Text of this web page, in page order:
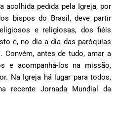
acolhida pedida pela Igreja, por
bispos do Brasil, deve partir
e religiosas, dos fiéis
é, no dia a dia das paróquias
Convém, antes de tudo, amar a
e acompanhá-los na missão,
Na Igreja há lugar para todos,
recente Jornada Mundial da